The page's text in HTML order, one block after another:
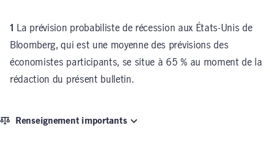
1
La prévision probabiliste de récession aux États-Unis de
Bloomberg, qui est une moyenne des prévisions des
économistes participants, se situe à 65 % au moment de la
rédaction du présent bulletin.
Renseignement importants